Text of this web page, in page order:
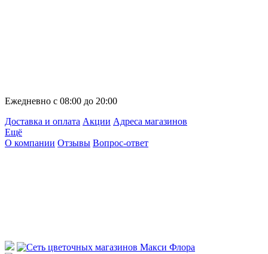
Ежедневно с 08:00 до 20:00
Доставка и оплата Акции Адреса магазинов
Ещё
О компании Отзывы Вопрос-ответ